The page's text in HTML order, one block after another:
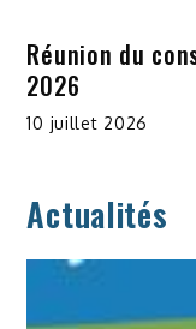
Réunion du
2026
10 juillet 2026
Actualités